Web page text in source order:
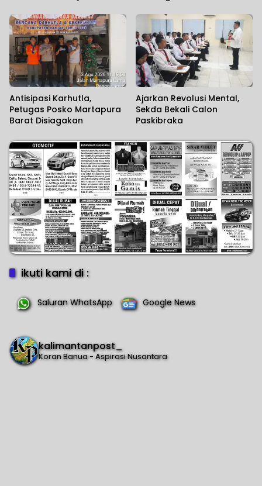
Antisipasi Karhutla,
Petugas Posko Martapura
Barat Disiagakan
Ajarkan Revolusi Mental,
Sekda Bekali Calon
Paskibraka
ikuti kami di :
Saluran WhatsApp Google News
kalimantanpost_
Koran Banua - Aspirasi Nusantara